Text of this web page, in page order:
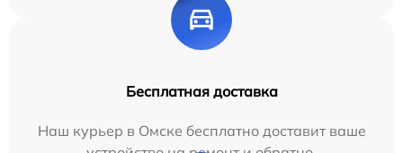
Бесплатная доставка
Наш курьер в Омске бесплатно доставит ваше